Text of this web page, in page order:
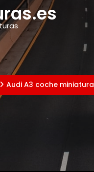
Audi A3 coche miniatura